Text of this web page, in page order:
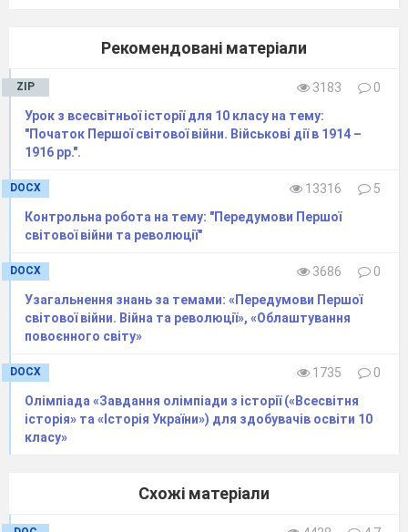
Про яку подію йдеться у наведеному
джерелі?
Коли вона відбулася?
Охарактеризуйте наслідки цієї події.
11.
результати підводної війни у книзі «Розвиток
рр.» писав: «У роки Першої світової війни в
Німеччині побудували 344 підводні човни, із
яких 178 було втрачено… Субмарини
потопили 5861 судно (не враховано судна
тоннажем менше 100т). Найбільші втрати
суден були в 1917 р. – 2734… На один загиблий
(німецький) підводний човен припадало 33,78
знищених суден (держав Антанти)».
можна зробити на підставі наведених
Рекомендовані матеріали
ZIP 3183
0
Урок з всесвітньої історії для 10 класу на тему:
"Початок Першої світової війни. Військові дії в 1914 –
1916 рр.".
DOCX 13316
5
Контрольна робота на тему: "Передумови Першої
світової війни та революції"
DOCX 3686
0
Узагальнення знань за темами: «Передумови Першої
світової війни. Війна та революції», «Облаштування
повоєнного світу»
DOCX 1735
0
Олімпіада «Завдання олімпіади з історії («Всесвітня
історія» та «Історія України») для здобувачів освіти 10
класу»
Схожі матеріали